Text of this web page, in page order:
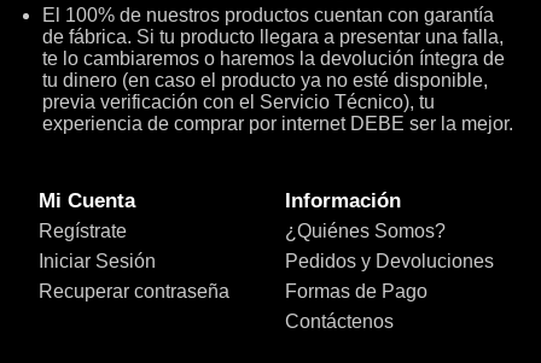
El 100% de nuestros productos cuentan con garantía
de fábrica. Si tu producto llegara a presentar una falla,
te lo cambiaremos o haremos la devolución íntegra de
tu dinero (en caso el producto ya no esté disponible,
previa verificación con el Servicio Técnico), tu
experiencia de comprar por internet DEBE ser la mejor.
Mi Cuenta
Regístrate
Iniciar Sesión
Recuperar contraseña
Información
¿Quiénes Somos?
Pedidos y Devoluciones
Formas de Pago
Contáctenos